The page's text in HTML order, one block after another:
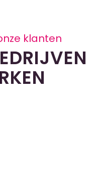
klanten